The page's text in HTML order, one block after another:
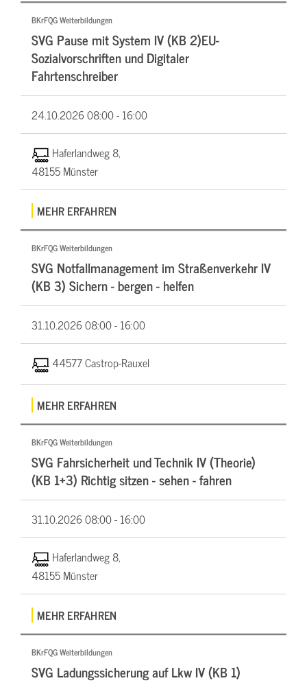
BKrFQG Weiterbildungen
SVG Pause mit System IV (KB 2)EU-
Sozialvorschriften und Digitaler
Fahrtenschreiber
24.10.202608:00 - 16:00
Haferlandweg 8,
48155 Münster
MEHR ERFAHREN
BKrFQG Weiterbildungen
SVG Notfallmanagement im Straßenverkehr IV
(KB 3) Sichern - bergen - helfen
31.10.202608:00 - 16:00
44577 Castrop-Rauxel
MEHR ERFAHREN
BKrFQG Weiterbildungen
SVG Fahrsicherheit und Technik IV (Theorie)
(KB 1+3) Richtig sitzen - sehen - fahren
31.10.202608:00 - 16:00
Haferlandweg 8,
48155 Münster
MEHR ERFAHREN
BKrFQG Weiterbildungen
SVG Ladungssicherung auf Lkw IV (KB 1)